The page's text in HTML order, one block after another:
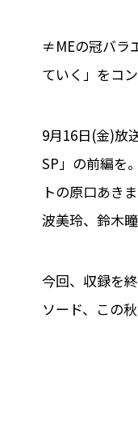
≠MEの冠バラ
ていく」をコ
9月16日(金)放
SP」の前編を
トの原口あき
波美玲、鈴木
今回、収録を
ソード、この